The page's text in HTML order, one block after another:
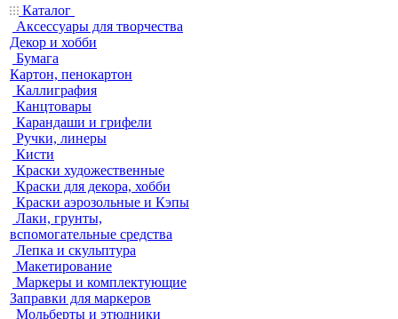
Каталог
Аксессуары для творчества
Декор и хобби
Бумага
Картон, пенокартон
Каллиграфия
Канцтовары
Карандаши и грифели
Ручки, линеры
Кисти
Краски художественные
Краски для декора, хобби
Краски аэрозольные и Кэпы
Лаки, грунты,
вспомогательные средства
Лепка и скульптура
Макетирование
Маркеры и комплектующие
Заправки для маркеров
Мольберты и этюдники